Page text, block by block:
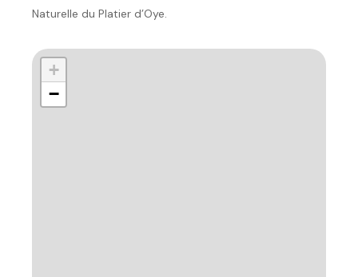
Naturelle du Platier d’Oye.
+
−